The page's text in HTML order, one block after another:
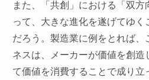
また、「共創」における「双方
って、大きな進化を遂げてゆく
だろう。製造業に例をとれば、
ネスは、メーカーが価値を創造
て価値を消費することで成り